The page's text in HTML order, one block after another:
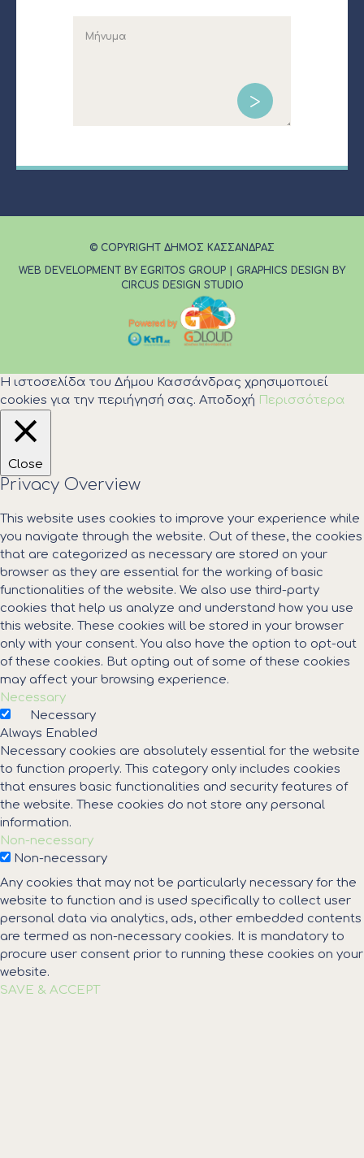
© COPYRIGHT ΔΗΜΟΣ ΚΑΣΣΑΝΔΡΑΣ
WEB DEVELOPMENT BY EGRITOS GROUP
GRAPHICS DESIGN BY
CIRCUS DESIGN STUDIO
Η ιστοσελίδα του Δήμου Κασσάνδρας χρησιμοποιεί
cookies για την περιήγησή σας. Αποδοχή Περισσότερα
Close
Privacy Overview
This website uses cookies to improve your experience while
you navigate through the website. Out of these, the cookies
that are categorized as necessary are stored on your
browser as they are essential for the working of basic
functionalities of the website. We also use third-party
cookies that help us analyze and understand how you use
this website. These cookies will be stored in your browser
only with your consent. You also have the option to opt-out
of these cookies. But opting out of some of these cookies
may affect your browsing experience.
Necessary
Necessary
Always Enabled
Necessary cookies are absolutely essential for the website
to function properly. This category only includes cookies
that ensures basic functionalities and security features of
the website. These cookies do not store any personal
information.
Non-necessary
Non-necessary
Any cookies that may not be particularly necessary for the
website to function and is used specifically to collect user
personal data via analytics, ads, other embedded contents
are termed as non-necessary cookies. It is mandatory to
procure user consent prior to running these cookies on your
website.
SAVE & ACCEPT